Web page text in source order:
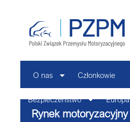
O nas Członkowie
Bezpieczeństwo Europa
Rynek motoryzacyjny